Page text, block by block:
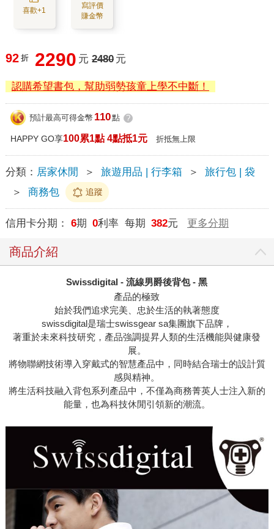
喜歡+1
寫評價
賺金幣
92 折 2290 元 2480 元
認購希望書包，幫助弱勢孩童上學不中斷！
預計最高可得金幣 110點 ?
HAPPY GO享100累1點 4點抵1元 折抵無上限
分類： 居家休閒 ＞ 旅遊用品 | 行李箱 ＞
旅行包 | 袋
＞
商務包 追蹤
信用卡分期： 6期 0利率 每期 382元 更多分期
商品介紹
Swissdigital - 流線男爵後背包 - 黑
產品的極致
始於我們追求完美、忠於生活的執著態度
swissdigital是瑞士swissgear sa集團旗下品牌，
著重於未來科技研究，產品強調提昇人類的生活機能與健康發
展。
將物聯網技術導入穿戴式的智慧產品中，同時結合瑞士的設計質
感與精神。
將生活科技融入背包系列產品中，不僅為商務菁英人士注入新的
能量，也為科技休閒引領新的潮流。